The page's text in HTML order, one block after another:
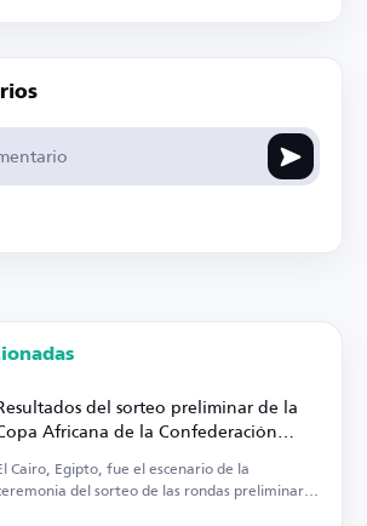
del sorteo preliminar de la
Africana de la Confederación
2026-2027
Cairo, Egipto, fue el escenario de la
del sorteo de las rondas preliminares